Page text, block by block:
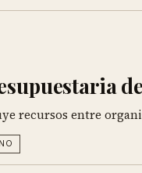
recursos entre